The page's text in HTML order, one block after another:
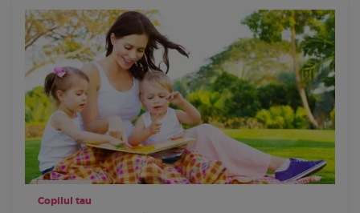
Copilul tau